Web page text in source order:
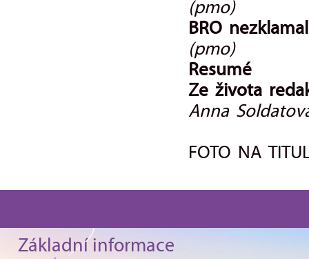
(pmo)
BRO
(pmo)
Resumé
Ze života
Anna
FOTO NA
Základní informace